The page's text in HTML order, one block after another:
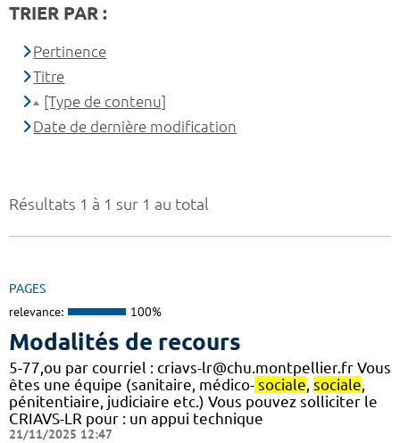
Résultats 1 à 1 sur 1 au total
PAGES
relevance: 100%
Modalités de recours
5-77,ou par courriel : criavs-lr@chu.montpellier.fr Vous
êtes une équipe (sanitaire, médico- sociale sociale
pénitentiaire, judiciaire etc.) Vous pouvez solliciter le
CRIAVS-LR pour : un appui technique
21/11/2025 12:47
TRIER PAR :
Pertinence
Titre
[Type de contenu]
Date de dernière modification